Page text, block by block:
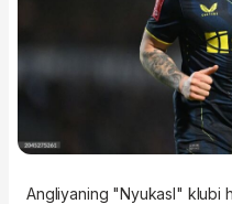
Angliyaning "Nyukasl" klubi